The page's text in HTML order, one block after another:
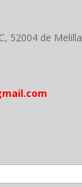
52004 de Melilla